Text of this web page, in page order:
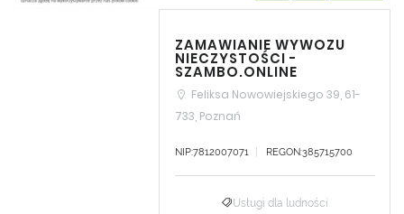
ZAMAWIANIE WYWOZU
NIECZYSTOŚCI -
SZAMBO.ONLINE
Feliksa Nowowiejskiego 39, 61-
733, Poznań
NIP:7812007071 REGON:385715700
Usługi dla ludności